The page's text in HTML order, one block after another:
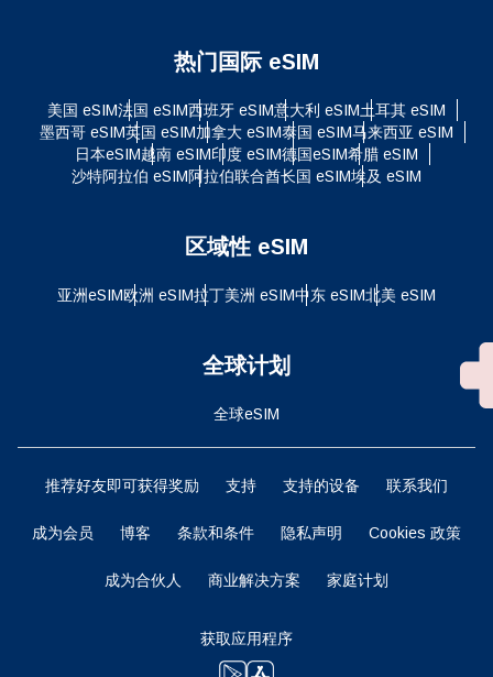
热门国际 eSIM
美国 eSIM法国 eSIM西班牙 eSIM意大利 eSIM土耳其 eSIM
墨西哥 eSIM英国 eSIM加拿大 eSIM泰国 eSIM马来西亚 eSIM
日本eSIM越南 eSIM印度 eSIM德国eSIM希腊 eSIM
沙特阿拉伯 eSIM阿拉伯联合酋长国 eSIM埃及 eSIM
区域性 eSIM
亚洲eSIM欧洲 eSIM拉丁美洲 eSIM中东 eSIM北美 eSIM
全球计划
全球eSIM
推荐好友即可获得奖励 支持 支持的设备 联系我们
成为会员 博客 条款和条件 隐私声明 Cookies 政策
成为合伙人 商业解决方案 家庭计划
获取应用程序